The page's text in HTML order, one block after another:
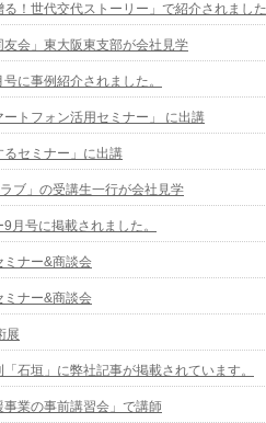
！世代交代ストーリー」で紹介されました
友会」東大阪東支部が会社見学
に事例紹介されました。
ートフォン活用セミナー」 に出講
るセミナー」に出講
ブ」の受講生一行が会社見学
月号に掲載されました。
ミナー&商談会
ミナー&商談会
展
石垣」に弊社記事が掲載されています。
事業の事前講習会」で講師